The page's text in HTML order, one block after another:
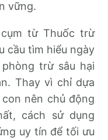
vững.
từ Thuốc trừ
cầu tìm hiểu ngày
trừ sâu hại
Thay vì chỉ dựa
nên chủ động
cách sử dụng
uy tín để tối ưu